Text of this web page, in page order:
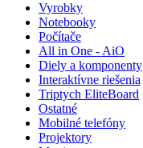
Vyrobky
Notebooky
Počítače
All in One - AiO
Diely a komponenty
Interaktívne riešenia
Triptych EliteBoard
Ostatné
Mobilné telefóny
Projektory